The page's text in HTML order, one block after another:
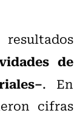
de
. En
cifras